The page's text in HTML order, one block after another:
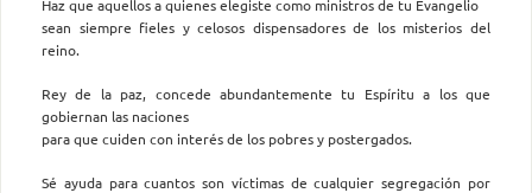
Haz que aquellos a quienes elegiste como ministros de tu Evangelio
sean siempre fieles y celosos dispensadores de los misterios del
reino.
Rey de la paz, concede abundantemente tu Espíritu a los que
gobiernan las naciones
para que cuiden con interés de los pobres y postergados.
Sé ayuda para cuantos son víctimas de cualquier segregación por